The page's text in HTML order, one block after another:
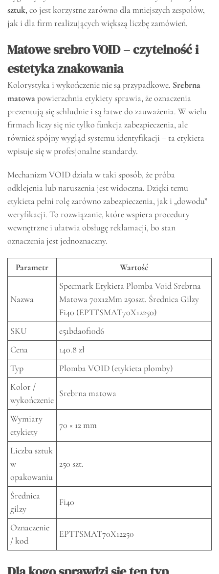
sztuk, co jest korzystne zarówno dla mniejszych zespołów,
jak i dla firm realizujących większą liczbę zamówień.
Matowe srebro VOID – czytelność i
estetyka znakowania
Kolorystyka i wykończenie nie są przypadkowe. Srebrna
matowapowierzchnia etykiety sprawia, że oznaczenia
prezentują się schludnie i są łatwe do zauważenia. W wielu
firmach liczy się nie tylko funkcja zabezpieczenia, ale
również spójny wygląd systemu identyfikacji – ta etykieta
wpisuje się w profesjonalne standardy.
Mechanizm VOID działa w taki sposób, że próba
odklejenia lub naruszenia jest widoczna. Dzięki temu
etykieta pełni rolę zarówno zabezpieczenia, jak i „dowodu”
weryfikacji. To rozwiązanie, które wspiera procedury
wewnętrzne i ułatwia obsługę reklamacji, bo stan
oznaczenia jest jednoznaczny.
Parametr Wartość
Nazwa
Specmark Etykieta Plomba Void Srebrna
Matowa 70x12Mm 250szt. Średnica Gilzy
Fi40 (EPTTSMAT70X12250)
SKU
e51bda0f10d6
Cena
140.8 zł
Typ
Plomba VOID (etykieta plomby)
Kolor /
wykończenie
Srebrna matowa
Wymiary
etykiety
70 × 12 mm
Liczba sztuk
w
opakowaniu
250 szt.
Średnica
gilzy
Fi40
Oznaczenie
/ kod
EPTTSMAT70X12250